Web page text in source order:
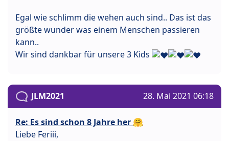
Egal wie schlimm die wehen auch sind.. Das ist das
größte wunder was einem Menschen passieren
kann..
Wir sind dankbar für unsere 3 Kids
JLM2021 28. Mai 2021 06:18
Re: Es sind schon 8 Jahre her 🤗
Liebe Feriii,